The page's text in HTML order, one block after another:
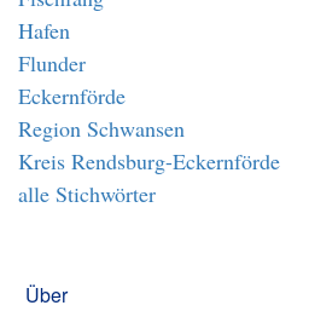
Hafen
Flunder
Eckernförde
Region Schwansen
Kreis Rendsburg-Eckernförde
alle Stichwörter
Über